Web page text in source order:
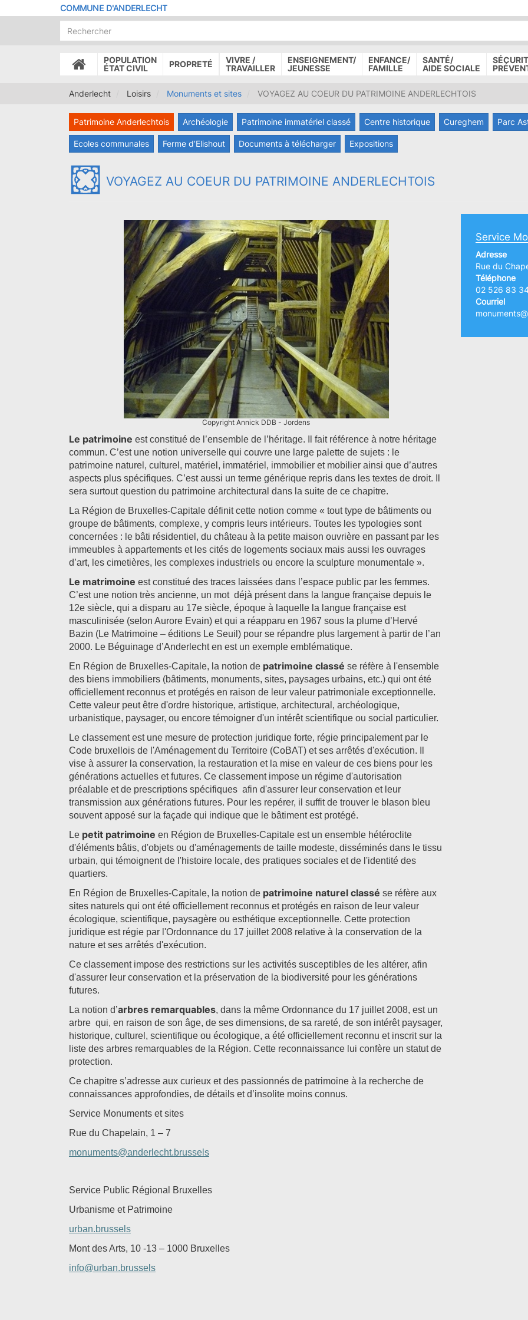
au
COMMUNE D'ANDERLECHT
ACCUEIL
POPULATION
ÉTAT CIVIL
PROPRETÉ
VIVRE /
TRAVAILLER
ENSEIGNEMENT/
JEUNESSE
ENFANCE/
FAMILLE
SANTÉ/
AIDE SOCIALE
Anderlecht Loisirs Monuments et sites VOYAGEZ AU COEUR DU PATRIMOINE ANDERLECHTOIS
Patrimoine Anderlechtois Archéologie Patrimoine immatériel classé Centre historique Cureghem Parc
Ecoles communales Ferme d’Elishout Documents à télécharger Expositions
VOYAGEZ AU COEUR DU PATRIMOINE ANDERLECHTOIS
Service
Adresse
Rue du
Téléphone
02 526 83
Courriel
Copyright Annick DDB - Jordens
Le patrimoine est constitué de l’ensemble de l’héritage. Il fait référence à notre héritage
commun. C’est une notion universelle qui couvre une large palette de sujets : le
patrimoine naturel, culturel, matériel, immatériel, immobilier et mobilier ainsi que d’autres
aspects plus spécifiques. C’est aussi un terme générique repris dans les textes de droit. Il
sera surtout question du patrimoine architectural dans la suite de ce chapitre.
La Région de Bruxelles-Capitale définit cette notion comme « tout type de bâtiments ou
groupe de bâtiments, complexe, y compris leurs intérieurs. Toutes les typologies sont
concernées : le bâti résidentiel, du château à la petite maison ouvrière en passant par les
immeubles à appartements et les cités de logements sociaux mais aussi les ouvrages
d’art, les cimetières, les complexes industriels ou encore la sculpture monumentale ».
Le matrimoine est constitué des traces laissées dans l’espace public par les femmes.
C’est une notion très ancienne, un mot déjà présent dans la langue française depuis le
12e siècle, qui a disparu au 17e siècle, époque à laquelle la langue française est
masculinisée (selon Aurore Evain) et qui a réapparu en 1967 sous la plume d’Hervé
Bazin (Le Matrimoine – éditions Le Seuil) pour se répandre plus largement à partir de l’an
2000. Le Béguinage d’Anderlecht en est un exemple emblématique.
En Région de Bruxelles-Capitale, la notion de patrimoine classé se réfère à l'ensemble
des biens immobiliers (bâtiments, monuments, sites, paysages urbains, etc.) qui ont été
officiellement reconnus et protégés en raison de leur valeur patrimoniale exceptionnelle.
Cette valeur peut être d'ordre historique, artistique, architectural, archéologique,
urbanistique, paysager, ou encore témoigner d'un intérêt scientifique ou social particulier.
Le classement est une mesure de protection juridique forte, régie principalement par le
Code bruxellois de l'Aménagement du Territoire (CoBAT) et ses arrêtés d'exécution. Il
vise à assurer la conservation, la restauration et la mise en valeur de ces biens pour les
générations actuelles et futures. Ce classement impose un régime d'autorisation
préalable et de prescriptions spécifiques afin d'assurer leur conservation et leur
transmission aux générations futures. Pour les repérer, il suffit de trouver le blason bleu
souvent apposé sur la façade qui indique que le bâtiment est protégé.
Le petit patrimoine en Région de Bruxelles-Capitale est un ensemble hétéroclite
d'éléments bâtis, d'objets ou d'aménagements de taille modeste, disséminés dans le tissu
urbain, qui témoignent de l'histoire locale, des pratiques sociales et de l'identité des
quartiers.
En Région de Bruxelles-Capitale, la notion de patrimoine naturel classé se réfère aux
sites naturels qui ont été officiellement reconnus et protégés en raison de leur valeur
écologique, scientifique, paysagère ou esthétique exceptionnelle. Cette protection
juridique est régie par l'Ordonnance du 17 juillet 2008 relative à la conservation de la
nature et ses arrêtés d'exécution.
Ce classement impose des restrictions sur les activités susceptibles de les altérer, afin
d'assurer leur conservation et la préservation de la biodiversité pour les générations
futures.
La notion d’arbres remarquables, dans la même Ordonnance du 17 juillet 2008, est un
arbre qui, en raison de son âge, de ses dimensions, de sa rareté, de son intérêt paysager,
historique, culturel, scientifique ou écologique, a été officiellement reconnu et inscrit sur la
liste des arbres remarquables de la Région. Cette reconnaissance lui confère un statut de
protection.
Ce chapitre s’adresse aux curieux et des passionnés de patrimoine à la recherche de
connaissances approfondies, de détails et d’insolite moins connus.
Service Monuments et sites
Rue du Chapelain, 1 – 7
monuments@anderlecht.brussels
Service Public Régional Bruxelles
Urbanisme et Patrimoine
urban.brussels
Mont des Arts, 10 -13 – 1000 Bruxelles
info@urban.brussels